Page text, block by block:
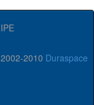
2010 Duraspace